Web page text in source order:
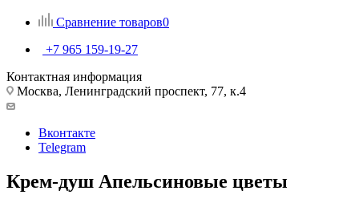
Сравнение товаров0
+7 965 159-19-27
Контактная информация
Москва, Ленинградский проспект, 77, к.4
Вконтакте
Telegram
Крем-душ Апельсиновые цветы